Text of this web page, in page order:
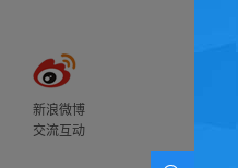
新浪微博
交流互动